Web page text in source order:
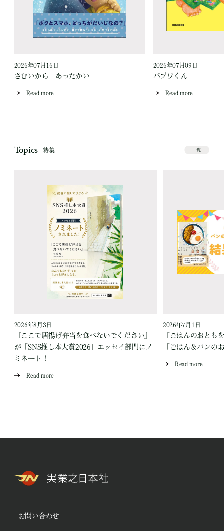
2026年07月16日
さむいから あったかい
Read more
2026年07月09日
パプワくん
Read more
Topics 特集 一覧
2026年8月3日
『ここで唐揚げ弁当を食べないでください』
が「SNS推し本大賞2026」エッセイ部門にノ
ミネート！
Read more
2026年7月1日
『ごはんのおとも
「ごはん＆パンの
Read more
お問い合わせ